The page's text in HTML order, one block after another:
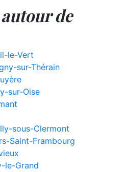
de
le-Vert
sur-Thérain
sur-Oise
sous-Clermont
Saint-Frambourg
le-Grand